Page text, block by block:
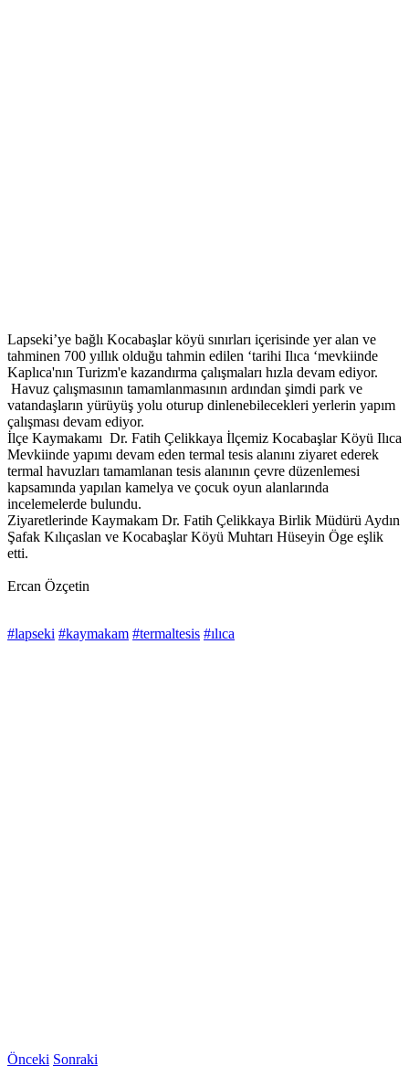
Lapseki’ye bağlı Kocabaşlar köyü sınırları içerisinde yer alan ve
tahminen 700 yıllık olduğu tahmin edilen ‘tarihi Ilıca ‘mevkiinde
Kaplıca'nın Turizm'e kazandırma çalışmaları hızla devam ediyor.
Havuz çalışmasının tamamlanmasının ardından şimdi park ve
vatandaşların yürüyüş yolu oturup dinlenebilecekleri yerlerin yapım
çalışması devam ediyor.
İlçe Kaymakamı Dr. Fatih Çelikkaya İlçemiz Kocabaşlar Köyü Ilıca
Mevkiinde yapımı devam eden termal tesis alanını ziyaret ederek
termal havuzları tamamlanan tesis alanının çevre düzenlemesi
kapsamında yapılan kamelya ve çocuk oyun alanlarında
incelemelerde bulundu.
Ziyaretlerinde Kaymakam Dr. Fatih Çelikkaya Birlik Müdürü Aydın
Şafak Kılıçaslan ve Kocabaşlar Köyü Muhtarı Hüseyin Öge eşlik
etti.
Ercan Özçetin
#lapseki #kaymakam #termaltesis #ılıca
Önceki Sonraki